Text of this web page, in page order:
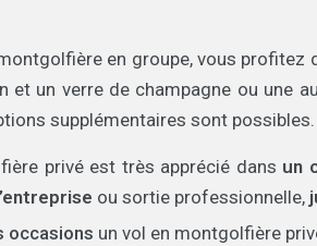
en groupe, vous profitez
et un verre de champagne ou une
supplémentaires sont possibles.
privé est très apprécié dans un
ou sortie professionnelle,
occasions un vol en montgolfière